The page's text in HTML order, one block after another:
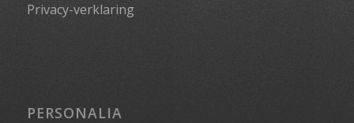
Privacy-verklaring
PERSONALIA